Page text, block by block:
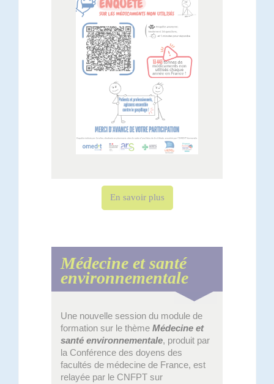
En savoir plus
Médecine et santé
environnementale
Une nouvelle session du module de
formation sur le thème Médecine et
santé environnementale, produit par
la Conférence des doyens des
facultés de médecine de France, est
relayée par le CNFPT sur